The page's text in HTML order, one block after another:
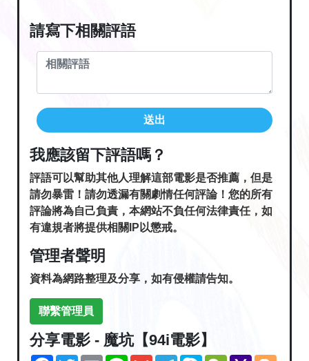
請寫下相關評語
送出
我應該留下評語嗎？
評語可以幫助其他人理解這部電影是否推薦，但是
請勿暴雷！請勿透漏有關劇情任何評論！您的所有
評論將為自己負責，本網站不負任何法律責任，如
有違規者將提供相關IP以懲戒。
管理者聲明
資料為網路整理及分享，如有侵權請告知。
聯繫管理員
分享電影 - 魔坑【94i電影】